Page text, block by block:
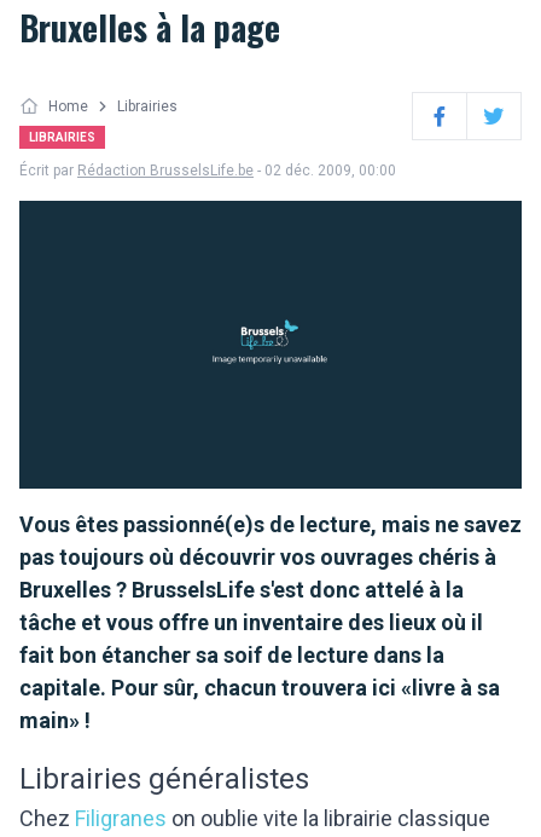
Bruxelles à la page
Home Librairies
LIBRAIRIES FacebookTwitter
Écrit par Rédaction BrusselsLife.be - 02 déc. 2009, 00:00
Vous êtes passionné(e)s de lecture, mais ne savez
pas toujours où découvrir vos ouvrages chéris à
Bruxelles ? BrusselsLife s'est donc attelé à la
tâche et vous offre un inventaire des lieux où il
fait bon étancher sa soif de lecture dans la
capitale. Pour sûr, chacun trouvera ici «livre à sa
main» !
Librairies généralistes
Chez Filigranes on oublie vite la librairie classique